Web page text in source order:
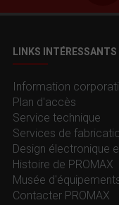
LINKS INTÉRESSANTS
Information
Plan d'accès
Service technique
Services de
Design électronique
Histoire de PROMAX
Musée
Contacter PROMAX